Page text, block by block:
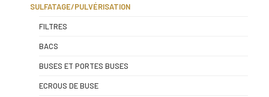
SULFATAGE/PULVÉRISATION
FILTRES
BACS
BUSES ET PORTES BUSES
ECROUS DE BUSE